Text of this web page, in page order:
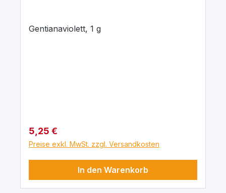
Gentianaviolett, 1 g
Regulärer Preis:
5,25 €
Preise exkl. MwSt. zzgl. Versandkosten
In den Warenkorb